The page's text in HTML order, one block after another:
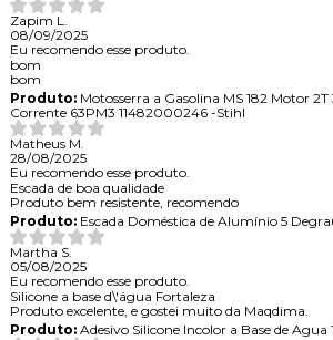
Zapim L.
08/09/2025
Eu recomendo esse produto.
bom
bom
Produto:Motosserra a Gasolina MS 182 Motor
Corrente 63PM3 11482000246 -Stihl
Matheus M.
28/08/2025
Eu recomendo esse produto.
Escada de boa qualidade
Produto bem resistente, recomendo
Produto:Escada Doméstica de Alumínio 5
Martha S.
05/08/2025
Eu recomendo esse produto.
Silicone a base d\'água Fortaleza
Produto excelente, e gostei muito da Maqdima.
Produto:Adesivo Silicone Incolor a Base de